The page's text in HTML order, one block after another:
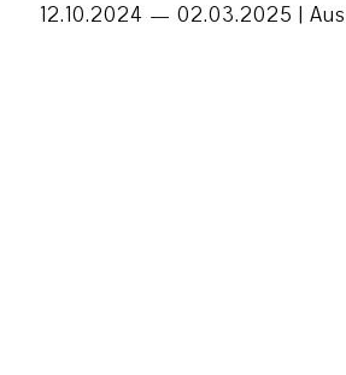
12.10.2024 — 02.03.2025 |